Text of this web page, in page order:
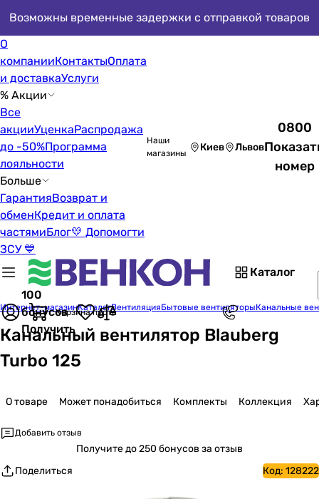
Возможны временные задержки с отправкой товаров
О
компанииКонтактыОплата
и доставкаУслуги
% Акции
Все
акцииУценкаРаспродажа
до -50%Программа
лояльности
Больше
ГарантияВозврат и
обменКредит и оплата
частямиБлог💛 Допомогти
ЗСУ 💙
Наши
магазины
Киев Львов
0800
номер
Каталог
100
бонусов
Получить
Корзина пуста
Интернет-магазинКаталогВентиляцияБытовые вентиляторыКанальные
Канальный вентилятор Blauberg
Turbo 125
О товаре Может понадобиться Комплекты Коллекция
Добавить отзыв
Получитедо 250 бонусов за отзыв
Поделиться
Код: 128222